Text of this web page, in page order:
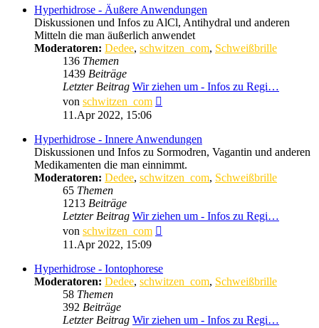
Hyperhidrose - Äußere Anwendungen
Diskussionen und Infos zu AlCl, Antihydral und anderen
Mitteln die man äußerlich anwendet
Moderatoren: Dedee, schwitzen_com, Schweißbrille
136 Themen
1439 Beiträge
Letzter Beitrag Wir ziehen um - Infos zu Regi…
von schwitzen_com
11.Apr 2022, 15:06
Hyperhidrose - Innere Anwendungen
Diskussionen und Infos zu Sormodren, Vagantin und anderen
Medikamenten die man einnimmt.
Moderatoren: Dedee, schwitzen_com, Schweißbrille
65 Themen
1213 Beiträge
Letzter Beitrag Wir ziehen um - Infos zu Regi…
von schwitzen_com
11.Apr 2022, 15:09
Hyperhidrose - Iontophorese
Moderatoren: Dedee, schwitzen_com, Schweißbrille
58 Themen
392 Beiträge
Letzter Beitrag Wir ziehen um - Infos zu Regi…